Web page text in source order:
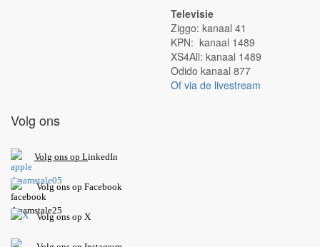
Televisie
Ziggo: kanaal 41
KPN: kanaal 1489
XS4All: kanaal 1489
Odido kanaal 877
Of via de livestream
Volg ons
Volg ons op LinkedIn
Volg ons op Facebook
Volg ons op X